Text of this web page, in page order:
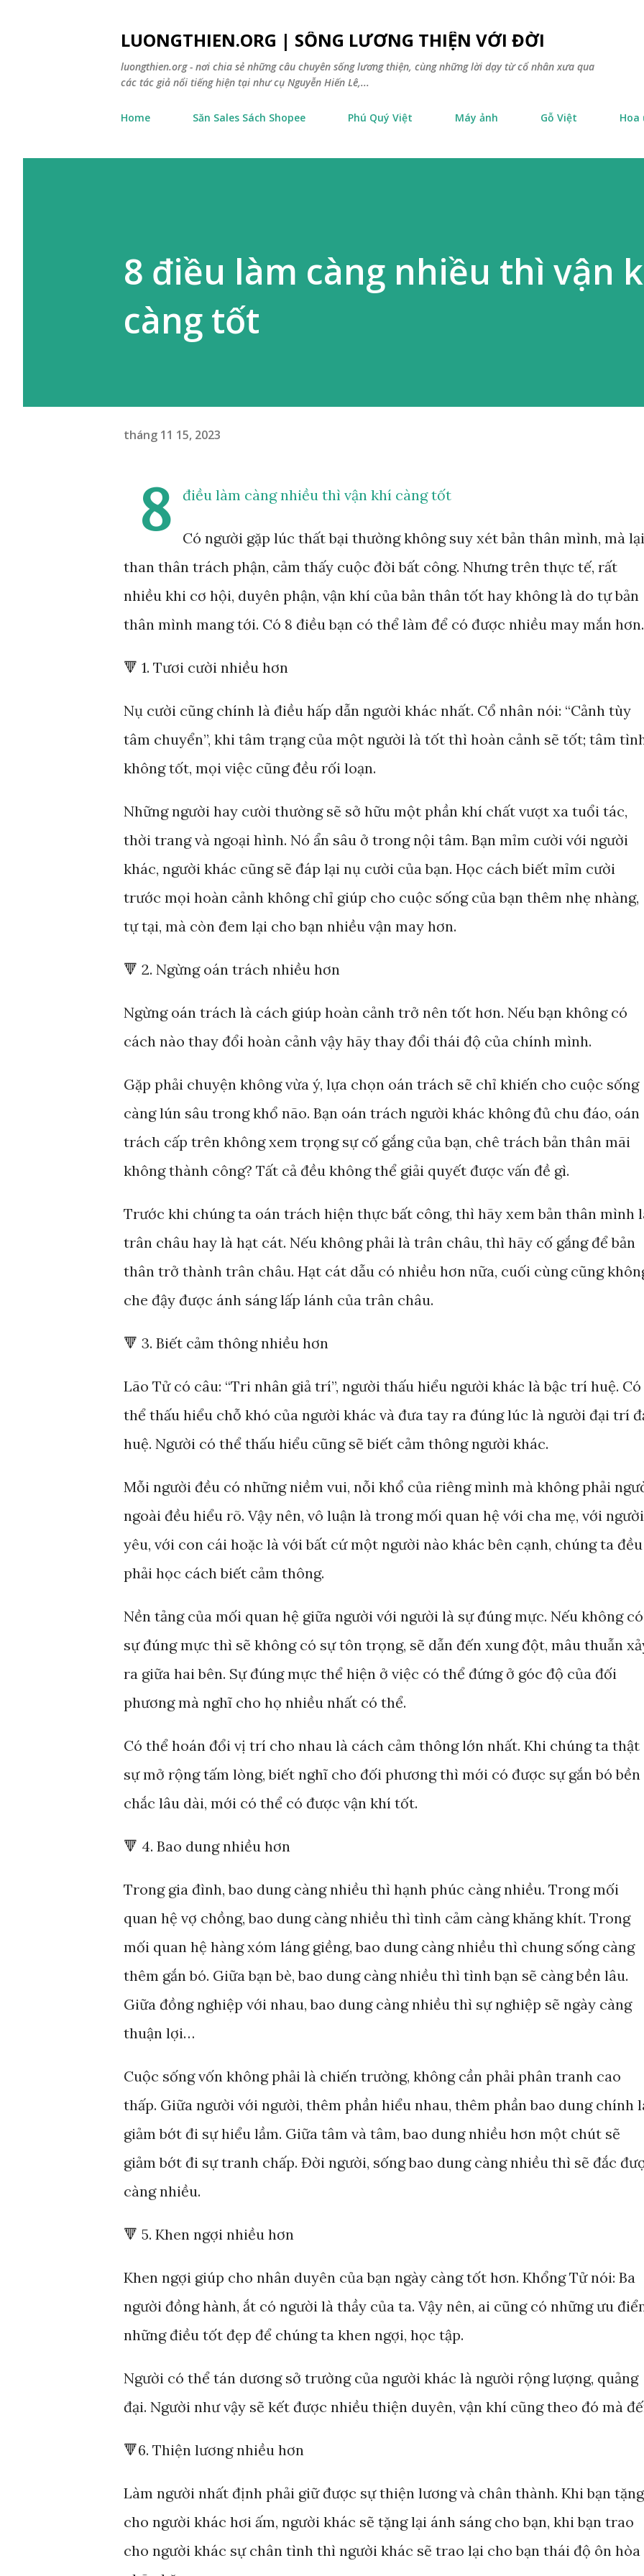
LUONGTHIEN.ORG | SỐNG LƯƠNG THIỆN VỚI ĐỜI
luongthien.org - nơi chia sẻ những câu chuyên sống lương thiện, cùng những lời dạy từ cổ nhân xưa qua
các tác giả nổi tiếng hiện tại như cụ Nguyễn Hiến Lê,...
Home Săn Sales Sách Shopee Phú Quý Việt Máy ảnh Gỗ Việt Hoa
8 điều làm càng nhiều thì vận
càng tốt
tháng 11 15, 2023
8 điều làm càng nhiều thì vận khí càng tốt
Có người gặp lúc thất bại thường không suy xét bản thân mình, mà lại
than thân trách phận, cảm thấy cuộc đời bất công. Nhưng trên thực tế, rất
nhiều khi cơ hội, duyên phận, vận khí của bản thân tốt hay không là do tự bản
thân mình mang tới. Có 8 điều bạn có thể làm để có được nhiều may mắn hơn.
🔻 1. Tươi cười nhiều hơn
Nụ cười cũng chính là điều hấp dẫn người khác nhất. Cổ nhân nói: “Cảnh tùy
tâm chuyển”, khi tâm trạng của một người là tốt thì hoàn cảnh sẽ tốt; tâm
không tốt, mọi việc cũng đều rối loạn.
Những người hay cười thường sẽ sở hữu một phần khí chất vượt xa tuổi tác,
thời trang và ngoại hình. Nó ẩn sâu ở trong nội tâm. Bạn mỉm cười với người
khác, người khác cũng sẽ đáp lại nụ cười của bạn. Học cách biết mỉm cười
trước mọi hoàn cảnh không chỉ giúp cho cuộc sống của bạn thêm nhẹ nhàng,
tự tại, mà còn đem lại cho bạn nhiều vận may hơn.
🔻 2. Ngừng oán trách nhiều hơn
Ngừng oán trách là cách giúp hoàn cảnh trở nên tốt hơn. Nếu bạn không có
cách nào thay đổi hoàn cảnh vậy hãy thay đổi thái độ của chính mình.
Gặp phải chuyện không vừa ý, lựa chọn oán trách sẽ chỉ khiến cho cuộc sống
càng lún sâu trong khổ não. Bạn oán trách người khác không đủ chu đáo, oán
trách cấp trên không xem trọng sự cố gắng của bạn, chê trách bản thân mãi
không thành công? Tất cả đều không thể giải quyết được vấn đề gì.
Trước khi chúng ta oán trách hiện thực bất công, thì hãy xem bản thân mình
trân châu hay là hạt cát. Nếu không phải là trân châu, thì hãy cố gắng để bản
thân trở thành trân châu. Hạt cát dẫu có nhiều hơn nữa, cuối cùng cũng
che đậy được ánh sáng lấp lánh của trân châu.
🔻 3. Biết cảm thông nhiều hơn
Lão Tử có câu: “Tri nhân giả trí”, người thấu hiểu người khác là bậc trí huệ. Có
thể thấu hiểu chỗ khó của người khác và đưa tay ra đúng lúc là người đại trí
huệ. Người có thể thấu hiểu cũng sẽ biết cảm thông người khác.
Mỗi người đều có những niềm vui, nỗi khổ của riêng mình mà không phải
ngoài đều hiểu rõ. Vậy nên, vô luận là trong mối quan hệ với cha mẹ, với người
yêu, với con cái hoặc là với bất cứ một người nào khác bên cạnh, chúng ta đều
phải học cách biết cảm thông.
Nền tảng của mối quan hệ giữa người với người là sự đúng mực. Nếu không có
sự đúng mực thì sẽ không có sự tôn trọng, sẽ dẫn đến xung đột, mâu thuẫn
ra giữa hai bên. Sự đúng mực thể hiện ở việc có thể đứng ở góc độ của đối
phương mà nghĩ cho họ nhiều nhất có thể.
Có thể hoán đổi vị trí cho nhau là cách cảm thông lớn nhất. Khi chúng ta thật
sự mở rộng tấm lòng, biết nghĩ cho đối phương thì mới có được sự gắn bó bền
chắc lâu dài, mới có thể có được vận khí tốt.
🔻 4. Bao dung nhiều hơn
Trong gia đình, bao dung càng nhiều thì hạnh phúc càng nhiều. Trong mối
quan hệ vợ chồng, bao dung càng nhiều thì tình cảm càng khăng khít. Trong
mối quan hệ hàng xóm láng giềng, bao dung càng nhiều thì chung sống càng
thêm gắn bó. Giữa bạn bè, bao dung càng nhiều thì tình bạn sẽ càng bền lâu.
Giữa đồng nghiệp với nhau, bao dung càng nhiều thì sự nghiệp sẽ ngày càng
thuận lợi…
Cuộc sống vốn không phải là chiến trường, không cần phải phân tranh cao
thấp. Giữa người với người, thêm phần hiểu nhau, thêm phần bao dung chính
giảm bớt đi sự hiểu lầm. Giữa tâm và tâm, bao dung nhiều hơn một chút sẽ
giảm bớt đi sự tranh chấp. Đời người, sống bao dung càng nhiều thì sẽ đắc
càng nhiều.
🔻 5. Khen ngợi nhiều hơn
Khen ngợi giúp cho nhân duyên của bạn ngày càng tốt hơn. Khổng Tử nói: Ba
người đồng hành, ắt có người là thầy của ta. Vậy nên, ai cũng có những ưu
những điều tốt đẹp để chúng ta khen ngợi, học tập.
Người có thể tán dương sở trường của người khác là người rộng lượng, quảng
đại. Người như vậy sẽ kết được nhiều thiện duyên, vận khí cũng theo đó mà
🔻6. Thiện lương nhiều hơn
Làm người nhất định phải giữ được sự thiện lương và chân thành. Khi bạn tặng
cho người khác hơi ấm, người khác sẽ tặng lại ánh sáng cho bạn, khi bạn trao
cho người khác sự chân tình thì người khác sẽ trao lại cho bạn thái độ ôn hòa